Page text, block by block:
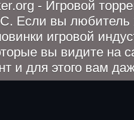
- Игровой
Если вы
игровой
вы видите на
и для этого вам